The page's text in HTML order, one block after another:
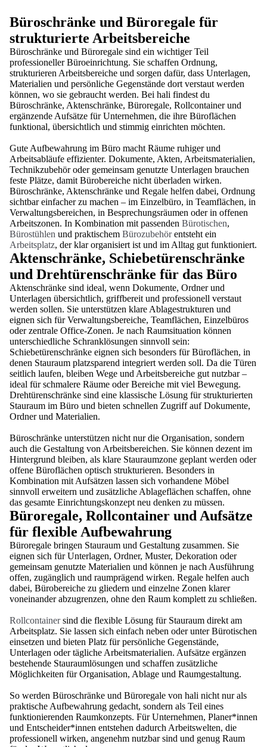
Büroschränke und Büroregale für
strukturierte Arbeitsbereiche
Büroschränke und Büroregale sind ein wichtiger Teil
professioneller Büroeinrichtung. Sie schaffen Ordnung,
strukturieren Arbeitsbereiche und sorgen dafür, dass Unterlagen,
Materialien und persönliche Gegenstände dort verstaut werden
können, wo sie gebraucht werden. Bei hali findest du
Büroschränke, Aktenschränke, Büroregale, Rollcontainer und
ergänzende Aufsätze für Unternehmen, die ihre Büroflächen
funktional, übersichtlich und stimmig einrichten möchten.
Gute Aufbewahrung im Büro macht Räume ruhiger und
Arbeitsabläufe effizienter. Dokumente, Akten, Arbeitsmaterialien,
Technikzubehör oder gemeinsam genutzte Unterlagen brauchen
feste Plätze, damit Bürobereiche nicht überladen wirken.
Büroschränke, Aktenschränke und Regale helfen dabei, Ordnung
sichtbar einfacher zu machen – im Einzelbüro, in Teamflächen, in
Verwaltungsbereichen, in Besprechungsräumen oder in offenen
Arbeitszonen. In Kombination mit passenden Bürotischen,
Bürostühlen und praktischem Bürozubehörentsteht ein
Arbeitsplatz, der klar organisiert ist und im Alltag gut funktioniert.
Aktenschränke, Schiebetürenschränke
und Drehtürenschränke für das Büro
Aktenschränke sind ideal, wenn Dokumente, Ordner und
Unterlagen übersichtlich, griffbereit und professionell verstaut
werden sollen. Sie unterstützen klare Ablagestrukturen und
eignen sich für Verwaltungsbereiche, Teamflächen, Einzelbüros
oder zentrale Office-Zonen. Je nach Raumsituation können
unterschiedliche Schranklösungen sinnvoll sein:
Schiebetürenschränke eignen sich besonders für Büroflächen, in
denen Stauraum platzsparend integriert werden soll. Da die Türen
seitlich laufen, bleiben Wege und Arbeitsbereiche gut nutzbar –
ideal für schmalere Räume oder Bereiche mit viel Bewegung.
Drehtürenschränke sind eine klassische Lösung für strukturierten
Stauraum im Büro und bieten schnellen Zugriff auf Dokumente,
Ordner und Materialien.
Büroschränke unterstützen nicht nur die Organisation, sondern
auch die Gestaltung von Arbeitsbereichen. Sie können dezent im
Hintergrund bleiben, als klare Stauraumzone geplant werden oder
offene Büroflächen optisch strukturieren. Besonders in
Kombination mit Aufsätzen lassen sich vorhandene Möbel
sinnvoll erweitern und zusätzliche Ablageflächen schaffen, ohne
das gesamte Einrichtungskonzept neu denken zu müssen.
Büroregale, Rollcontainer und Aufsätze
für flexible Aufbewahrung
Büroregale bringen Stauraum und Gestaltung zusammen. Sie
eignen sich für Unterlagen, Ordner, Muster, Dekoration oder
gemeinsam genutzte Materialien und können je nach Ausführung
offen, zugänglich und raumprägend wirken. Regale helfen auch
dabei, Bürobereiche zu gliedern und einzelne Zonen klarer
voneinander abzugrenzen, ohne den Raum komplett zu schließen.
Rollcontainersind die flexible Lösung für Stauraum direkt am
Arbeitsplatz. Sie lassen sich einfach neben oder unter Bürotischen
einsetzen und bieten Platz für persönliche Gegenstände,
Unterlagen oder tägliche Arbeitsmaterialien. Aufsätze ergänzen
bestehende Stauraumlösungen und schaffen zusätzliche
Möglichkeiten für Organisation, Ablage und Raumgestaltung.
So werden Büroschränke und Büroregale von hali nicht nur als
praktische Aufbewahrung gedacht, sondern als Teil eines
funktionierenden Raumkonzepts. Für Unternehmen, Planer*innen
und Entscheider*innen entstehen dadurch Arbeitswelten, die
professionell wirken, angenehm nutzbar sind und genug Raum